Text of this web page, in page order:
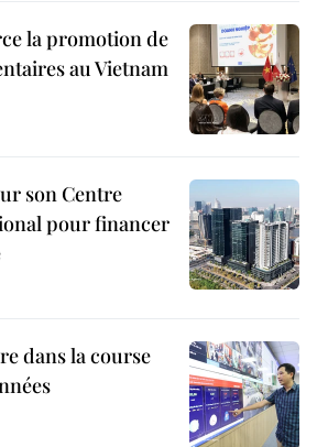
la promotion de
au Vietnam
son Centre
pour financer
dans la course